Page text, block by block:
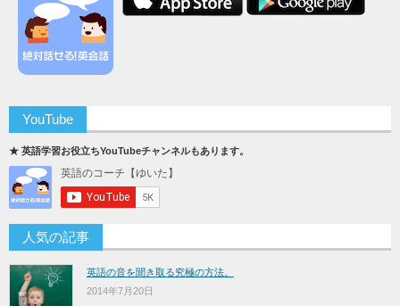
YouTube
★ 英語学習お役立ちYouTubeチャンネルもあります。
人気の記事
英語の音を聞き取る究極の方法。
2014年7月20日